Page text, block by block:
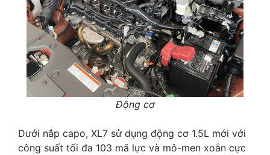
Động cơ
Dưới nắp capo, XL7 sử dụng động cơ 1.5L mới với
công suất tối đa 103 mã lực và mô-men xoắn cực